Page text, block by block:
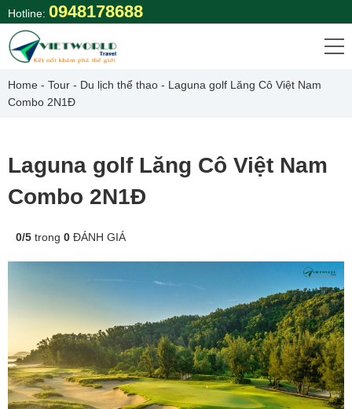
Skip
to
content
Hotline: 0948178688
Home - Tour - Du lịch thể thao - Laguna golf Lăng Cô Việt Nam
Combo 2N1Đ
Laguna golf Lăng Cô Việt Nam
Combo 2N1Đ
0/5 trong 0 ĐÁNH GIÁ